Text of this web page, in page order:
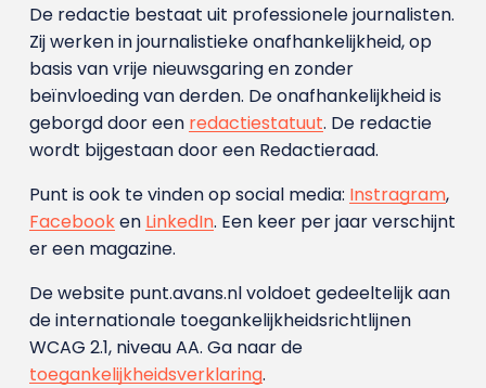
De redactie bestaat uit professionele journalisten.
Zij werken in journalistieke onafhankelijkheid, op
basis van vrije nieuwsgaring en zonder
beïnvloeding van derden. De onafhankelijkheid is
geborgd door een redactiestatuut. De redactie
wordt bijgestaan door een Redactieraad.
Punt is ook te vinden op social media: Instragram,
Facebooken LinkedIn. Een keer per jaar verschijnt
er een magazine.
De website punt.avans.nl voldoet gedeeltelijk aan
de internationale toegankelijkheidsrichtlijnen
WCAG 2.1, niveau AA. Ga naar de
toegankelijkheidsverklaring.